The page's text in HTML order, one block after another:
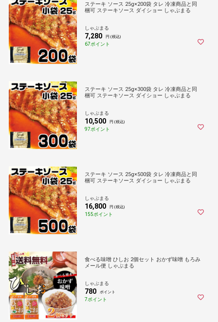
ステーキ ソース 25g×200袋 タレ 冷凍商品と同
梱可 ステーキソース ダイショー しゃぶまる
しゃぶまる
7,280 円 (税込)
67ポイント
ステーキ ソース 25g×300袋 タレ 冷凍商品と同
梱可 ステーキソース ダイショー しゃぶまる
しゃぶまる
10,500 円 (税込)
97ポイント
ステーキ ソース 25g×500袋 タレ 冷凍商品と同
梱可 ステーキソース ダイショー しゃぶまる
しゃぶまる
16,800 円 (税込)
155ポイント
食べる味噌 ひしお 2個セット おかず味噌 もろみ
メール便 しゃぶまる
しゃぶまる
780 ポイント
7ポイント